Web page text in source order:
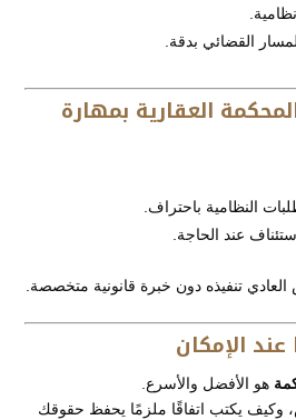
القضائي بدقة.
العقارية بمهارة
النظامية باحتراف.
عند الحاجة.
تنفيذه دون خبرة قانونية متخصصة.
عند الإمكان
هو الأفضل والأسرع.
وكيف يكتب اتفاقًا ملزمًا يحفظ حقوقك